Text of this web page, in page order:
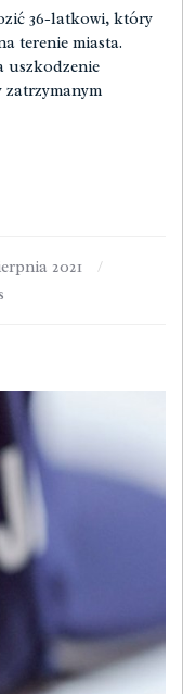
36-latkowi, który
terenie miasta.
uszkodzenie
2021
/